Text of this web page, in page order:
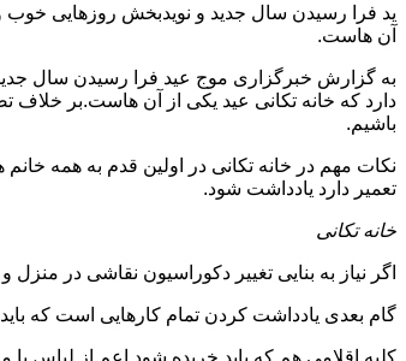
ید فرا رسیدن سال جدید و نویدبخش روزهایی خوب
آن هاست.
به گزارش خبرگزاری موج عید فرا رسیدن سال
دارد که خانه تکانی عید یکی از آن هاست.بر خلاف
باشیم.
نکات مهم در خانه تکانی در اولین قدم به همه خانم
تعمیر دارد یادداشت شود.
خانه تکانی
اگر نیاز به بنایی تغییر دکوراسیون نقاشی در
گام بعدی یادداشت کردن تمام کارهایی است که
کلیه اقلامی هم که باید خریده شود اعم از لباس یا